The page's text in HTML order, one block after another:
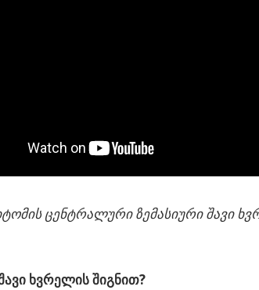
ცენტრალური ზემასიური შავი
ხვრელის შიგნით?